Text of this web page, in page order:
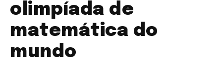
olimpíada de
matemática do
mundo